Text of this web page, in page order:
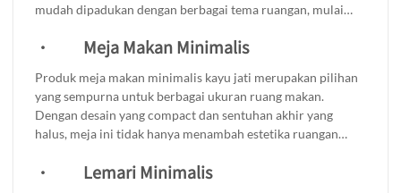
mudah dipadukan dengan berbagai tema ruangan, mulai
menambahkan bantal berwarna-warni untuk memberikan
untuk menciptakan suasana yang harmonis. Kursi tamu
minimalis ini adalah investasi yang baik untuk
mempercantik rumah Anda, memberikan kesan hangat dan
mengundang bagi setiap tamu yang datang.
· Meja Makan Minimalis
Produk meja makan minimalis kayu jati merupakan pilihan
yang sempurna untuk berbagai ukuran ruang makan.
Dengan desain yang compact dan sentuhan akhir yang
halus, meja ini tidak hanya menambah estetika ruangan
makan ini dirancang untuk menciptakan suasana yang
· Lemari Minimalis